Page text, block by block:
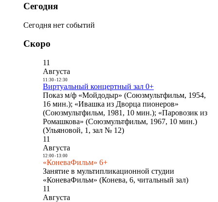
Сегодня
Сегодня нет событий
Скоро
11
Августа
11:30- 12:30
Виртуальный концертный зал 0+
Показ м/ф «Мойдодыр» (Союзмультфильм, 1954,
16 мин.); «Ивашка из Дворца пионеров»
(Союзмультфильм, 1981, 10 мин.); «Паровозик из
Ромашкова» (Союзмультфильм, 1967, 10 мин.)
(Ульяновой, 1, зал № 12)
11
Августа
12:00- 13:00
«КоневаФильм» 6+
Занятие в мультипликационной студии
«КоневаФильм» (Конева, 6, читальный зал)
11
Августа